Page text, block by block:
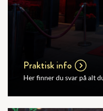
Praktisk info
Her finner du svar på alt